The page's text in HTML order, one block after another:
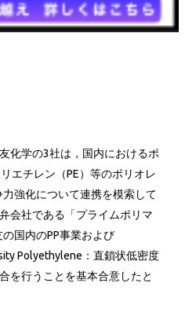
化学の3社は，国内におけるポ
エチレン（PE）等のポリオレ
強化について連携を模索して
会社である「プライムポリマ
国内のPP事業および
Polyethylene：直鎖状低密度
を行うことを基本合意したと